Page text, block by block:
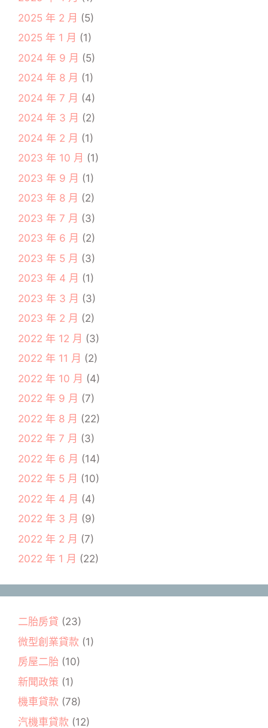
2025 年 2 月 (5)
2025 年 1 月 (1)
2024 年 9 月 (5)
2024 年 8 月 (1)
2024 年 7 月 (4)
2024 年 3 月 (2)
2024 年 2 月 (1)
2023 年 10 月 (1)
2023 年 9 月 (1)
2023 年 8 月 (2)
2023 年 7 月 (3)
2023 年 6 月 (2)
2023 年 5 月 (3)
2023 年 4 月 (1)
2023 年 3 月 (3)
2023 年 2 月 (2)
2022 年 12 月 (3)
2022 年 11 月 (2)
2022 年 10 月 (4)
2022 年 9 月 (7)
2022 年 8 月 (22)
2022 年 7 月 (3)
2022 年 6 月 (14)
2022 年 5 月 (10)
2022 年 4 月 (4)
2022 年 3 月 (9)
2022 年 2 月 (7)
2022 年 1 月 (22)
二胎房貸 (23)
微型創業貸款 (1)
房屋二胎 (10)
新聞政策 (1)
機車貸款 (78)
汽機車貸款 (12)